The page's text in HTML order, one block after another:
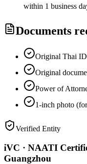
within 1 business
Documents
Original Thai
Original
Power of
1-inch photo
Verified Entity
iVC · NAATI
Guangzhou